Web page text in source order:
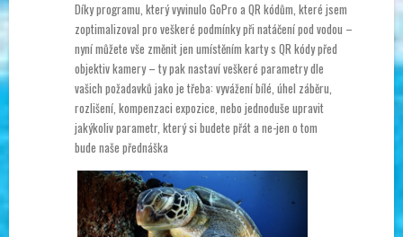
Díky programu, který vyvinulo GoPro a QR kódům, které jsem
zoptimalizoval pro veškeré podmínky při natáčení pod vodou –
nyní můžete vše změnit jen umístěním karty s QR kódy před
objektiv kamery – ty pak nastaví veškeré parametry dle
vašich požadavků jako je třeba: vyvážení bílé, úhel záběru,
rozlišení, kompenzaci expozice, nebo jednoduše upravit
jakýkoliv parametr, který si budete přát a ne-jen o tom
bude naše přednáška